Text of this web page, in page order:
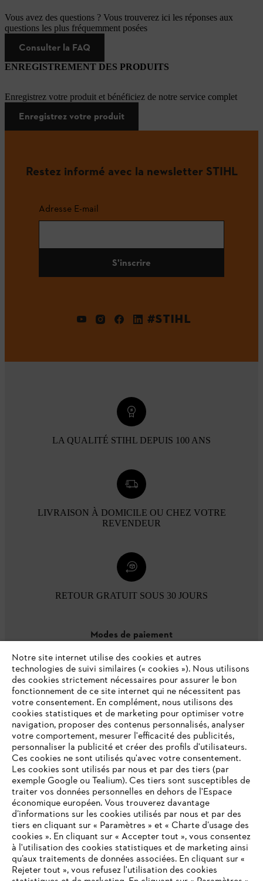
Vous avez des questions ? Vous trouverez ici les réponses aux
questions les plus fréquemment posées
Consulter la FAQ
ENREGISTREMENT DES PRODUITS
Enregistrez votre produit et bénéficiez de notre service complet
Enregistrez votre produit
Restez informé avec la newsletter STIHL
Adresse E-mail
S'inscrire
#STIHL
LA QUALITÉ STIHL DEPUIS 100 ANS
LIVRAISON À DOMICILE OU CHEZ VOTRE
REVENDEUR
RETOUR GRATUIT SOUS 30 JOURS
Modes de paiement
L'Entreprise
Questions / Réponses
Service
VOTRE NAVIGATEUR INTERNET
Notre site internet utilise des cookies et autres
technologies de suivi similaires (« cookies »). Nous utilisons
des cookies strictement nécessaires pour assurer le bon
fonctionnement de ce site internet qui ne nécessitent pas
votre consentement. En complément, nous utilisons des
cookies statistiques et de marketing pour optimiser votre
navigation, proposer des contenus personnalisés, analyser
votre comportement, mesurer l'efficacité des publicités,
personnaliser la publicité et créer des profils d'utilisateurs.
Ces cookies ne sont utilisés qu'avec votre consentement.
Les cookies sont utilisés par nous et par des tiers (par
exemple Google ou Tealium). Ces tiers sont susceptibles de
traiter vos données personnelles en dehors de l'Espace
économique européen. Vous trouverez davantage
d’informations sur les cookies utilisés par nous et par des
tiers en cliquant sur « Paramètres » et « Charte d’usage des
cookies ». En cliquant sur « Accepter tout », vous consentez
à l'utilisation des cookies statistiques et de marketing ainsi
qu’aux traitements de données associées. En cliquant sur «
Rejeter tout », vous refusez l'utilisation des cookies